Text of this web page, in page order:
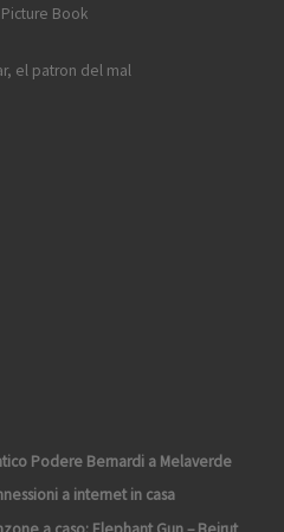
Book
el patron del mal
Podere Bernardi a Melaverde
a internet in casa